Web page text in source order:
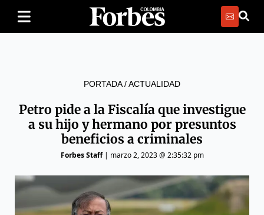
PORTADA/ACTUALIDAD
Petro pide a la Fiscalía que investigue
a su hijo y hermano por presuntos
beneficios a criminales
Forbes Staff| marzo 2, 2023 @ 2:35:32 pm